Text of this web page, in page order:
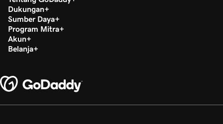
Dukungan
Sumber Daya
Program Mitra
Akun
Belanja